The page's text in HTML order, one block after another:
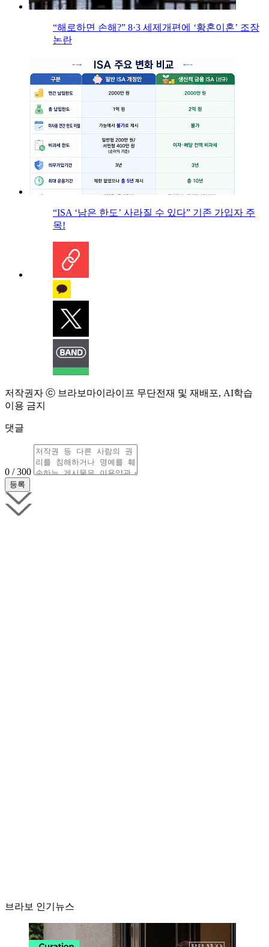
“해로하면 손해?” 8·3 세제개편에 ‘황혼이혼’ 조장
논란
“ISA ‘남은 한도’ 사라질 수 있다” 기존 가입자 주
목!
저작권자 ⓒ 브라보마이라이프 무단전재 및 재배포, AI학습
이용 금지
댓글
0 / 300
브라보 인기뉴스